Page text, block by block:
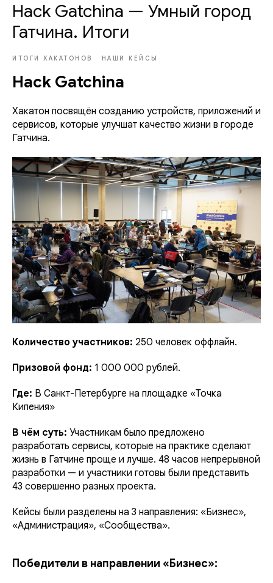
Hack Gatchina — Умный город
Гатчина. Итоги
ИТОГИ ХАКАТОНОВ НАШИ КЕЙСЫ
Hack Gatchina
Хакатон посвящён созданию устройств, приложений и
сервисов, которые улучшат качество жизни в городе
Гатчина.
Количество участников: 250 человек оффлайн.
Призовой фонд: 1 000 000 рублей.
Где: В Санкт-Петербурге на площадке «Точка
Кипения»
В чём суть: Участникам было предложено
разработать сервисы, которые на практике сделают
жизнь в Гатчине проще и лучше. 48 часов непрерывной
разработки — и участники готовы были представить
43 совершенно разных проекта.
Кейсы были разделены на 3 направления: «Бизнес»,
«Администрация», «Сообщества».
Победители в направлении «Бизнес»: